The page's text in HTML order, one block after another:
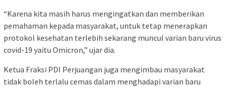
“Karena kita masih harus mengingatkan dan memberikan
pemahaman kepada masyarakat, untuk tetap menerapkan
protokol kesehatan terlebih sekarang muncul varian baru virus
covid-19 yaitu Omicron,” ujar dia.
Ketua Fraksi PDI Perjuangan juga mengimbau masyarakat
tidak boleh terlalu cemas dalam menghadapi varian baru